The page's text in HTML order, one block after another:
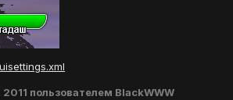
2011 пользователем BlackWWW